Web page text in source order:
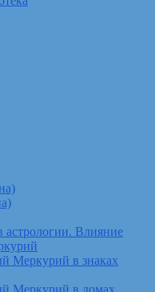
астрологии. Влияние
Меркурий в знаках
Меркурий в домах